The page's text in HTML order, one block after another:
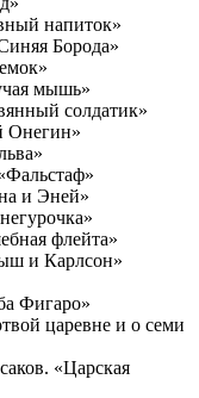
напиток»
Борода»
мышь»
солдатик»
Онегин»
и Эней»
флейта»
и Карлсон»
Фигаро»
царевне и о семи
«Царская